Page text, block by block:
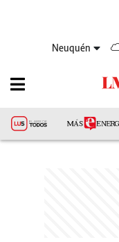
Neuquén